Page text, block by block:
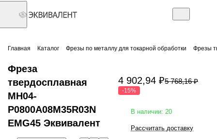
Главная Каталог Фрезы по металлу для токарной обработки Фрезы
Фреза
твердосплавная
MH04-
P0800A08M35R03N
EMG45 Эквивалент
4 902,94 ₽5 768,16 ₽
-15%
В наличии: 20
Рассчитать доставку